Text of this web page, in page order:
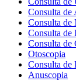
Consulta de
Consulta de
Consulta de
Consulta de
Otoscopia
Consulta de
Anuscopia